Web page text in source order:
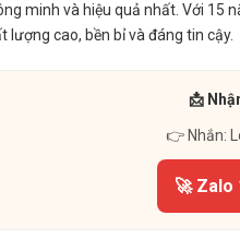
minh và hiệu quả nhất. Với 15
lượng cao, bền bỉ và đáng tin cậy.
📩
👉 Nhắn:
🚀 Zalo